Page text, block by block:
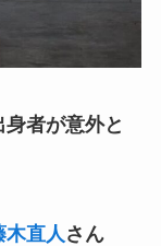
身者が意外と
木直人 さん